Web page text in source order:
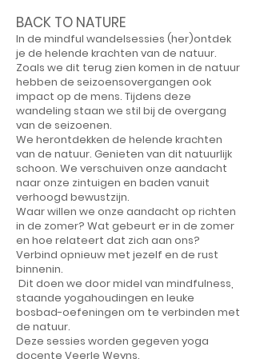
BACK TO NATURE
In de mindful wandelsessies (her)ontdek
je de helende krachten van de natuur.
Zoals we dit terug zien komen in de natuur
hebben de seizoensovergangen ook
impact op de mens. Tijdens deze
wandeling staan we stil bij de overgang
van de seizoenen.
We herontdekken de helende krachten
van de natuur. Genieten van dit natuurlijk
schoon. We verschuiven onze aandacht
naar onze zintuigen en baden vanuit
verhoogd bewustzijn.
Waar willen we onze aandacht op richten
in de zomer? Wat gebeurt er in de zomer
en hoe relateert dat zich aan ons?
Verbind opnieuw met jezelf en de rust
binnenin.
Dit doen we door midel van mindfulness,
staande yogahoudingen en leuke
bosbad-oefeningen om te verbinden met
de natuur.
Deze sessies worden gegeven yoga
docente Veerle Weyns.